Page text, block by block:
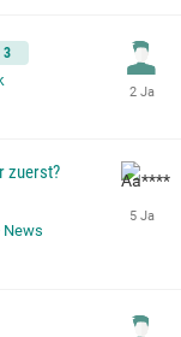
3
zuerst?
News